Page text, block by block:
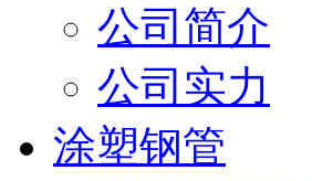
公司简介
公司实力
涂塑钢管